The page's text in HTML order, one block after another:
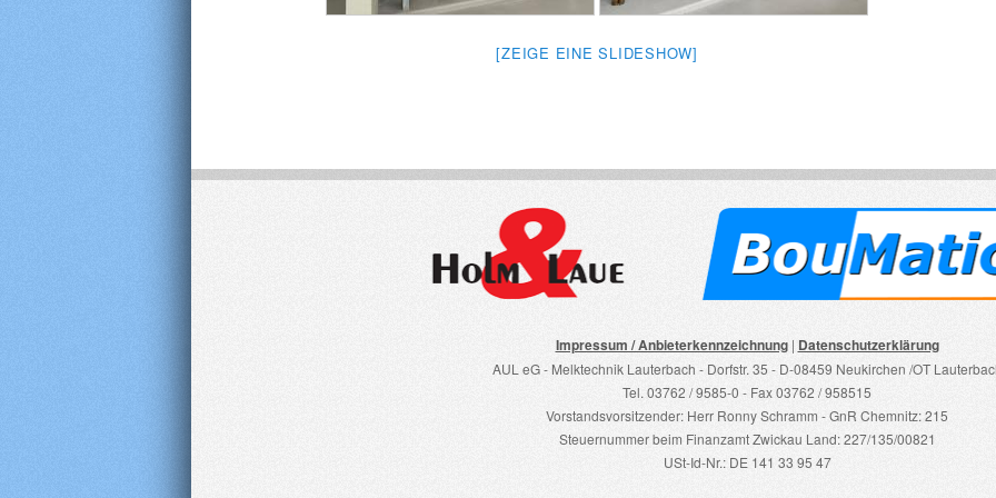
[ZEIGE EINE SLIDESHOW]
Impressum / Anbieterkennzeichnung| Datenschutzerklärung
AUL eG - Melktechnik Lauterbach - Dorfstr. 35 - D-08459 Neukirchen /OT
Tel. 03762 / 9585-0 - Fax 03762 / 958515
Vorstandsvorsitzender: Herr Ronny Schramm - GnR Chemnitz: 215
Steuernummer beim Finanzamt Zwickau Land: 227/135/00821
USt-Id-Nr.: DE 141 33 95 47